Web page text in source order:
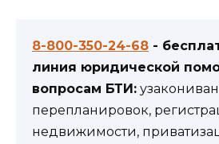
8-800-350-24-68 -
линия юридической
вопросам БТИ:
перепланировок,
недвижимости,